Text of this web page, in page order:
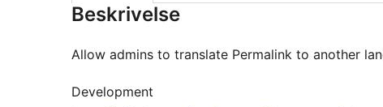
Beskrivelse
Allow admins to translate Permalink to another
Development